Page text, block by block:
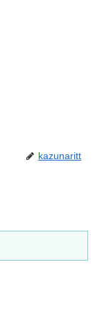
kazunaritt